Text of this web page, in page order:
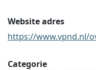
Website adres
https://www.vpnd.nl/
Categorie